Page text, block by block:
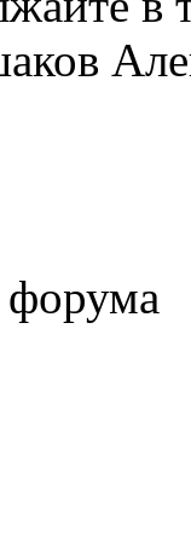
форума